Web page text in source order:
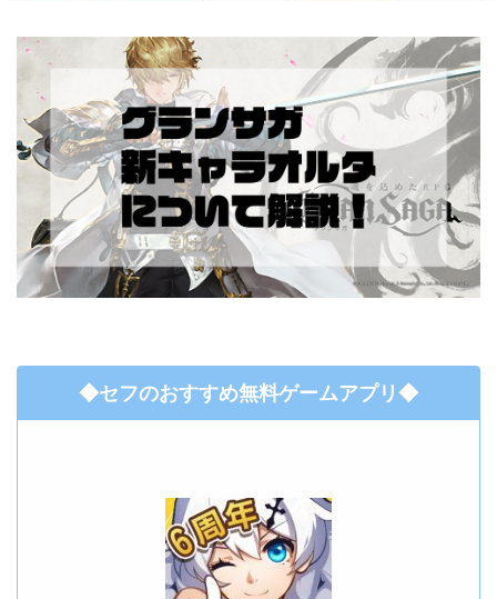
◆セフのおすすめ無料ゲームアプリ◆